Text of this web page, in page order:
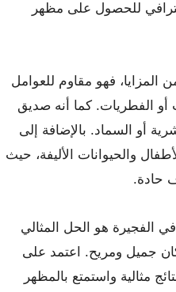
للحصول على مظهر
المزايا، فهو مقاوم للعوامل
أو الفطريات. كما أنه صديق
أو السماد. بالإضافة إلى
والحيوانات الأليفة، حيث
حادة.
الفجيرة هو الحل المثالي
جميل ومريح. اعتمد على
مثالية واستمتع بالمظهر